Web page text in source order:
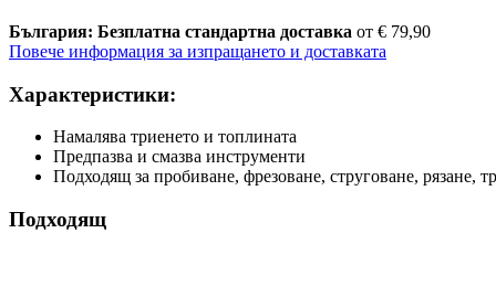
България: Безплатна стандартна доставка от € 79,90
Повече информация за изпращането и доставката
Характеристики:
Намалява триенето и топлината
Предпазва и смазва инструменти
Подходящ за пробиване, фрезоване, струговане, рязане,
Подходящ